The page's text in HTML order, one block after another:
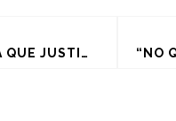
SELENA GOMEZ ASEGURA QUE JUSTIN BIEBER ES PARTE DEL PASADO